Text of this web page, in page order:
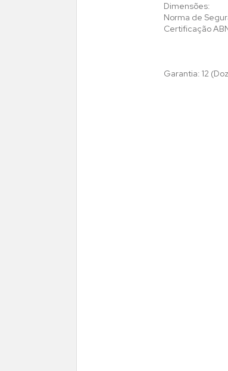
Dimensões:
Norma de
Certificação
Garantia: 12